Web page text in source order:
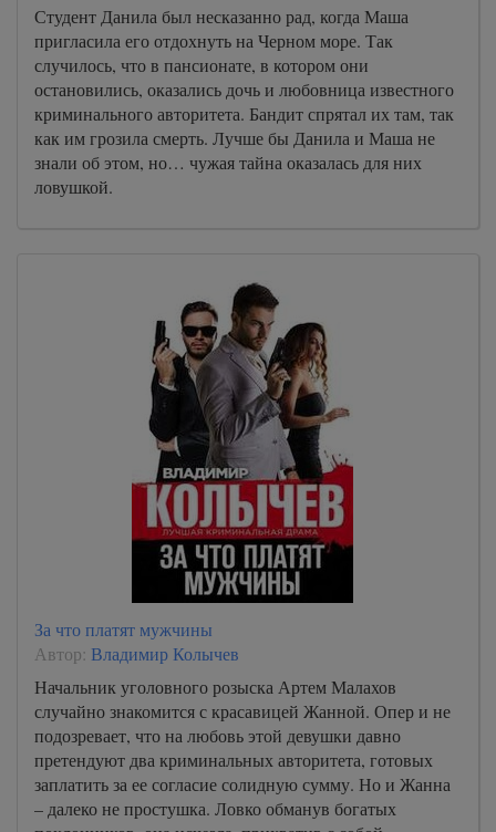
Студент Данила был несказанно рад, когда Маша
пригласила его отдохнуть на Черном море. Так
случилось, что в пансионате, в котором они
остановились, оказались дочь и любовница известного
криминального авторитета. Бандит спрятал их там, так
как им грозила смерть. Лучше бы Данила и Маша не
знали об этом, но… чужая тайна оказалась для них
ловушкой.
За что платят мужчины
Автор: Владимир Колычев
Начальник уголовного розыска Артем Малахов
случайно знакомится с красавицей Жанной. Опер и не
подозревает, что на любовь этой девушки давно
претендуют два криминальных авторитета, готовых
заплатить за ее согласие солидную сумму. Но и Жанна
– далеко не простушка. Ловко обманув богатых